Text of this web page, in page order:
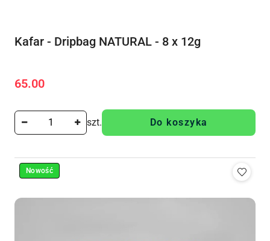
Kafar - Dripbag NATURAL - 8 x 12g
Cena:
65.00
szt. Do koszyka
Nowość